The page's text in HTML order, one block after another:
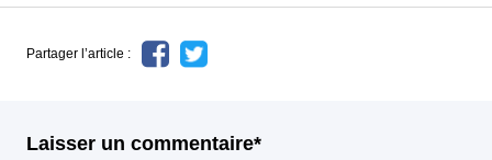
Partager l’article :
Laisser un commentaire*